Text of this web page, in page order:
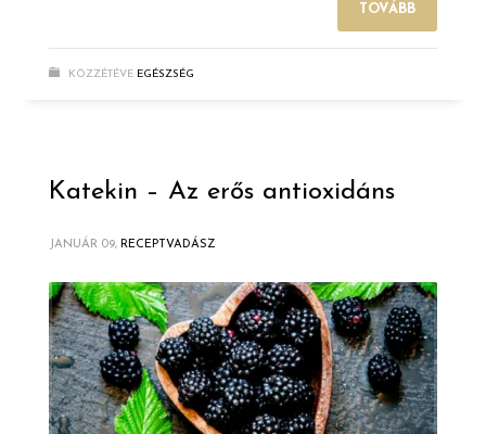
TOVÁBB
KÖZZÉTÉVE EGÉSZSÉG
Katekin – Az erős antioxidáns
JANUÁR 09, RECEPTVADÁSZ